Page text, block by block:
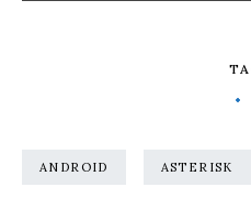
ANDROID ASTERISK